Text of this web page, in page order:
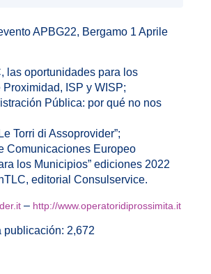
APBG22, Bergamo 1 Aprile
las oportunidades para los
Proximidad, ISP y WISP;
Pública: por qué no nos
Torri di Assoprovider”;
Comunicaciones Europeo
los Municipios” ediciones 2022
editorial Consulservice.
– http://www.operatoridiprossimita.it
publicación: 2,672